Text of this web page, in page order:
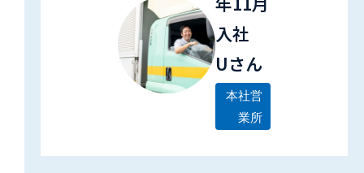
入社
Uさん
本社営
業所